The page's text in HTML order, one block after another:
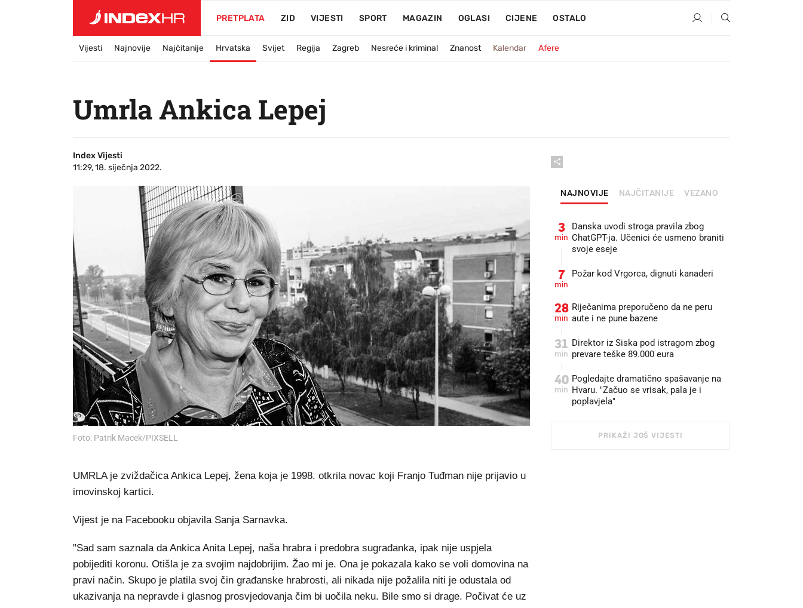
PRETPLATA ZID VIJESTI SPORT MAGAZIN OGLASI CIJENE OSTALO
Vijesti Najnovije Najčitanije Hrvatska Svijet Regija Zagreb Nesreće i kriminal Znanost Kalendar Afere
Umrla Ankica Lepej
Index Vijesti
11:29, 18. siječnja 2022.
Foto: Patrik Macek/PIXSELL
UMRLA je zviždačica Ankica Lepej, žena koja je 1998. otkrila novac koji Franjo Tuđman nije prijavio u
imovinskoj kartici.
Vijest je na Facebooku objavila Sanja Sarnavka.
"Sad sam saznala da Ankica Anita Lepej, naša hrabra i predobra sugrađanka, ipak nije uspjela
pobijediti koronu. Otišla je za svojim najdobrijim. Žao mi je. Ona je pokazala kako se voli domovina na
pravi način. Skupo je platila svoj čin građanske hrabrosti, ali nikada nije požalila niti je odustala od
ukazivanja na nepravde i glasnog prosvjedovanja čim bi uočila neku. Bile smo si drage. Počivat će uz
NAJNOVIJE NAJČITANIJE VEZANO
3
min
Danska uvodi stroga pravila zbog
ChatGPT-ja. Učenici će usmeno braniti
svoje eseje
7
min
Požar kod Vrgorca, dignuti kanaderi
28
min
Riječanima preporučeno da ne peru
aute i ne pune bazene
31
min
Direktor iz Siska pod istragom zbog
prevare teške 89.000 eura
40
min
Pogledajte dramatično spašavanje na
Hvaru. "Začuo se vrisak, pala je i
poplavjela"
PRIKAŽI JOŠ VIJESTI